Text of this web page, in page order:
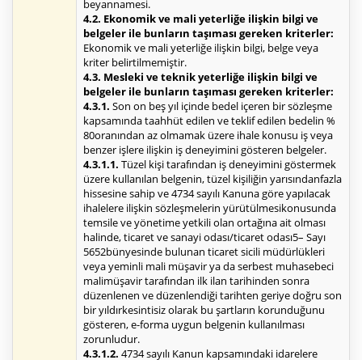
beyannamesi.
4.2. Ekonomik ve mali yeterliğe ilişkin bilgi ve
belgeler ile bunların taşıması gereken kriterler:
Ekonomik ve mali yeterliğe ilişkin bilgi, belge veya
kriter belirtilmemiştir.
4.3. Mesleki ve teknik yeterliğe ilişkin bilgi ve
belgeler ile bunların taşıması gereken kriterler:
4.3.1. Son on beş yıl içinde bedel içeren bir sözleşme
kapsamında taahhüt edilen ve teklif edilen bedelin %
80oranından az olmamak üzere ihale konusu iş veya
benzer işlere ilişkin iş deneyimini gösteren belgeler.
4.3.1.1. Tüzel kişi tarafından iş deneyimini göstermek
üzere kullanılan belgenin, tüzel kişiliğin yarısındanfazla
hissesine sahip ve 4734 sayılı Kanuna göre yapılacak
ihalelere ilişkin sözleşmelerin yürütülmesikonusunda
temsile ve yönetime yetkili olan ortağına ait olması
halinde, ticaret ve sanayi odası/ticaret odası5– Sayı
5652bünyesinde bulunan ticaret sicili müdürlükleri
veya yeminli mali müşavir ya da serbest muhasebeci
malimüşavir tarafından ilk ilan tarihinden sonra
düzenlenen ve düzenlendiği tarihten geriye doğru son
bir yıldırkesintisiz olarak bu şartların korunduğunu
gösteren, e-forma uygun belgenin kullanılması
zorunludur.
4.3.1.2. 4734 sayılı Kanun kapsamındaki idarelere